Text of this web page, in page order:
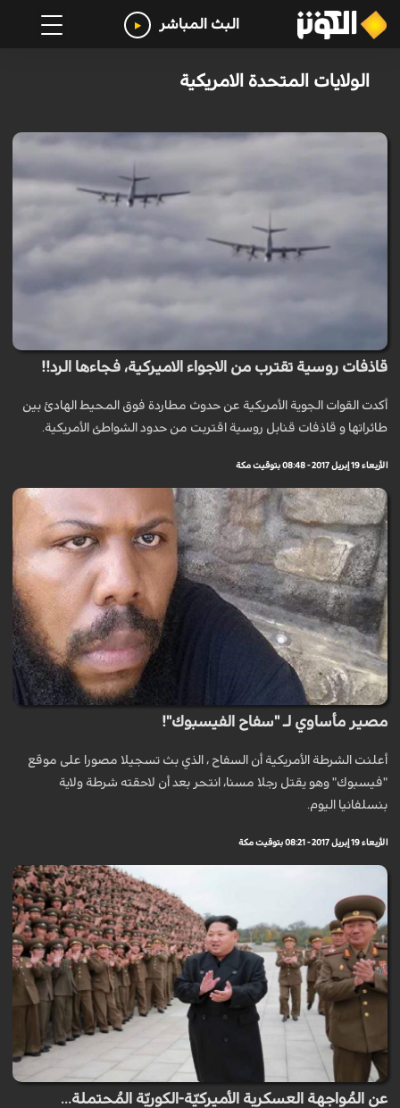
البث المباشر
الولايات المتحدة الامريكية
قاذفات روسية تقترب من الاجواء الاميركية، فجاءها الرد!!
أكدت القوات الجوية الأمريكية عن حدوث مطاردة فوق المحيط الهادئ بين
طائراتها و قاذفات قنابل روسية اقتربت من حدود الشواطئ الأمريكية.
الأربعاء 19 إبريل 2017 - 08:48 بتوقيت مكة
مصير مأساوي لـ "سفاح الفيسبوك"!
أعلنت الشرطة الأمريكية أن السفاح ، الذي بث تسجيلا مصورا على موقع
"فيسبوك" وهو يقتل رجلا مسنا، انتحر بعد أن لاحقته شرطة ولاية
بنسلفانيا اليوم.
الأربعاء 19 إبريل 2017 - 08:21 بتوقيت مكة
عن المُواجهة العسكرية الأميركيّة-الكوريّة المُحتملة...